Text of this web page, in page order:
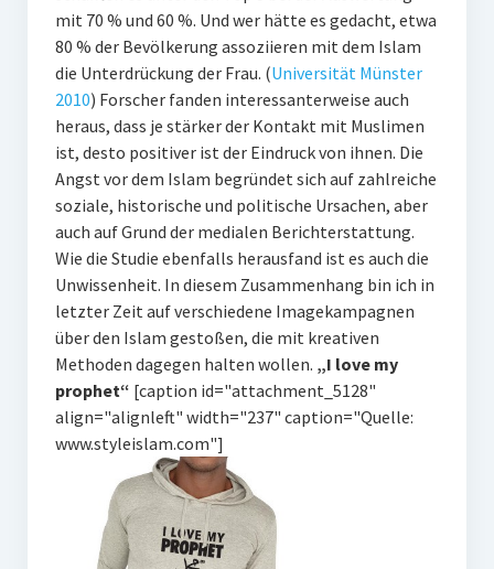
Infografik-Themengarten
17 Ziele
Wasserknappheit in Deutschland
Klimaneutrales Tanken
Zukunft der Bildung
mit 70 % und 60 %. Und wer hätte es gedacht, etwa
80 % der Bevölkerung assoziieren mit dem Islam
die Unterdrückung der Frau. (Universität Münster
2010) Forscher fanden interessanterweise auch
heraus, dass je stärker der Kontakt mit Muslimen
ist, desto positiver ist der Eindruck von ihnen. Die
Angst vor dem Islam begründet sich auf zahlreiche
soziale, historische und politische Ursachen, aber
auch auf Grund der medialen Berichterstattung.
Wie die Studie ebenfalls herausfand ist es auch die
Unwissenheit. In diesem Zusammenhang bin ich in
letzter Zeit auf verschiedene Imagekampagnen
über den Islam gestoßen, die mit kreativen
Methoden dagegen halten wollen. „I love my
prophet“ [caption id="attachment_5128"
align="alignleft" width="237" caption="Quelle:
www.styleislam.com"]